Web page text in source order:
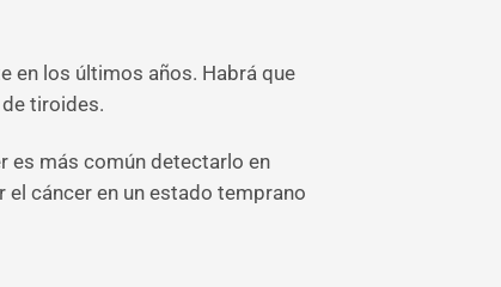
en los últimos años. Habrá que
tiroides.
es más común detectarlo en
cáncer en un estado temprano